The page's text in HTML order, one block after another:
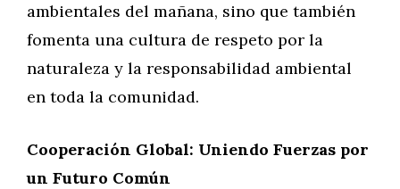
ambientales del mañana, sino que también
fomenta una cultura de respeto por la
naturaleza y la responsabilidad ambiental
en toda la comunidad.
Cooperación Global: Uniendo Fuerzas por
un Futuro Común